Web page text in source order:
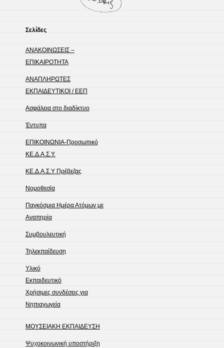
Σελίδες
ΑΝΑΚΟΙΝΩΣΕΙΣ –
ΕΠΙΚΑΙΡΟΤΗΤΑ
ΑΝΑΠΛΗΡΩΤΕΣ
ΕΚΠΑΙΔΕΥΤΙΚΟΙ / ΕΕΠ
Ασφάλεια στο διαδίκτυο
Έντυπα
ΕΠΙΚΟΙΝΩΝΙΑ-Προσωπικό
ΚΕ.Δ.Α.Σ.Υ.
ΚΕ.Δ.Α.Σ.Υ Πρέβεζας
Νομοθεσία
Παγκόσμια Ημέρα Ατόμων με
Αναπηρία
Συμβουλευτική
Τηλεκπαίδευση
Υλικό
Εκπαιδευτικό
Χρήσιμες συνδέσεις για
Νηπιαγωγεία
ΜΟΥΣΕΙΑΚΗ ΕΚΠΑΙΔΕΥΣΗ
Ψυχοκοινωνική υποστήριξη